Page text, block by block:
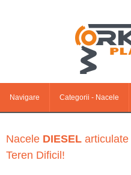
Navigare Categorii - Nacele
Nacele DIESEL articulate
Teren Dificil!